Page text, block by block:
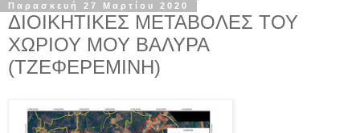
Παρασκευή 27 Μαρτίου 2020
ΔΙΟΙΚΗΤΙΚΕΣ ΜΕΤΑΒΟΛΕΣ ΤΟΥ
ΧΩΡΙΟΥ ΜΟΥ ΒΑΛΥΡΑ
(ΤΖΕΦΕΡΕΜΙΝΗ)